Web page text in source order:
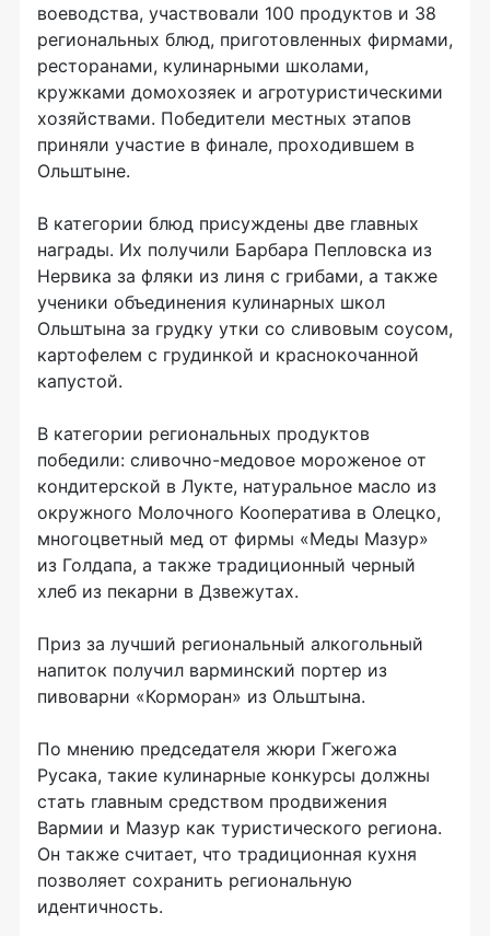
воеводства, участвовали 100 продуктов и 38
региональных блюд, приготовленных фирмами,
ресторанами, кулинарными школами,
кружками домохозяек и агротуристическими
хозяйствами. Победители местных этапов
приняли участие в финале, проходившем в
Ольштыне.
В категории блюд присуждены две главных
награды. Их получили Барбара Пепловска из
Нервика за фляки из линя с грибами, а также
ученики объединения кулинарных школ
Ольштына за грудку утки со сливовым соусом,
картофелем с грудинкой и краснокочанной
капустой.
В категории региональных продуктов
победили: сливочно-медовое мороженое от
кондитерской в Лукте, натуральное масло из
окружного Молочного Кооператива в Олецко,
многоцветный мед от фирмы «Меды Мазур»
из Голдапа, а также традиционный черный
хлеб из пекарни в Дзвежутах.
Приз за лучший региональный алкогольный
напиток получил варминский портер из
пивоварни «Корморан» из Ольштына.
По мнению председателя жюри Гжегожа
Русака, такие кулинарные конкурсы должны
стать главным средством продвижения
Вармии и Мазур как туристического региона.
Он также считает, что традиционная кухня
позволяет сохранить региональную
идентичность.